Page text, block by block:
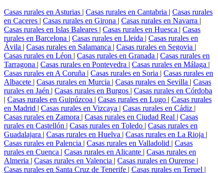
Casas rurales en Asturias | Casas rurales en Cantabria | Casas rurales
en Caceres | Casas rurales en Girona | Casas rurales en Navarra |
Casas rurales en Islas Baleares | Casas rurales en Huesca | Casas
rurales en Barcelona | Casas rurales en Lleida | Casas rurales en
Ávila | Casas rurales en Salamanca | Casas rurales en Segovia |
Casas rurales en Léon | Casas rurales en Granada | Casas rurales en
Tarragona | Casas rurales en Pontevedra | Casas rurales en Málaga |
Casas rurales en A Coruña | Casas rurales en Soria | Casas rurales en
Albacete | Casas rurales en Murcia | Casas rurales en Sevilla | Casas
rurales en Jaén | Casas rurales en Burgos | Casas rurales en Córdoba
| Casas rurales en Guipúzcoa | Casas rurales en Lugo | Casas rurales
en Madrid | Casas rurales en Vizcaya | Casas rurales en Cádiz |
Casas rurales en Zamora | Casas rurales en Ciudad Real | Casas
rurales en Castellón | Casas rurales en Toledo | Casas rurales en
Guadalajara | Casas rurales en Huelva | Casas rurales en La Rioja |
Casas rurales en Palencia | Casas rurales en Valladolid | Casas
rurales en Cuenca | Casas rurales en Alicante | Casas rurales en
Almeria | Casas rurales en Valencia | Casas rurales en Ourense |
Casas rurales en Santa Cruz de Tenerife | Casas rurales en Teruel |